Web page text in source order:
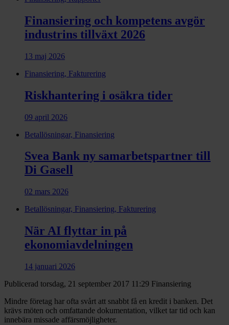
Finansiering och kompetens avgör
industrins tillväxt 2026
13 maj 2026
Finansiering, Fakturering
Riskhantering i osäkra tider
09 april 2026
Betallösningar, Finansiering
Svea Bank ny samarbets­partner till
Di Gasell
02 mars 2026
Betallösningar, Finansiering, Fakturering
När AI flyttar in på
ekonomiavdelningen
14 januari 2026
Publicerad torsdag, 21 september 2017 11:29 Finansiering
Mindre företag har ofta svårt att snabbt få en kredit i banken. Det
krävs möten och omfattande dokumentation, vilket tar tid och kan
innebära missade affärsmöjligheter.